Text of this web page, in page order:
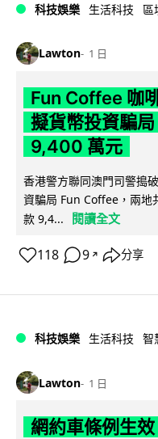
科技娛樂 生活科技 區
Lawton 1 日
Fun Coffee 咖
擬貨幣投資騙
9,400 萬元
香港警方聯同澳門司警搗
資騙局 Fun Coffee，兩地
款 9,4...
閱讀全文
118 9 ↗ 分享
科技娛樂 生活科技 智
Lawton 1 日
網約車條例生